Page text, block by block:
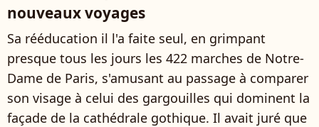
nouveaux voyages
Sa rééducation il l'a faite seul, en grimpant
presque tous les jours les 422 marches de Notre-
Dame de Paris, s'amusant au passage à comparer
son visage à celui des gargouilles qui dominent la
façade de la cathédrale gothique. Il avait juré que